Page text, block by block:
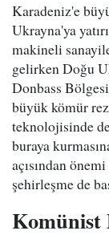
Karadeniz'e
Ukrayna'ya
makineli
gelirken Doğu
Donbass
büyük kömür
teknolojisinde
buraya
açısından
şehirleşme de
Komünist